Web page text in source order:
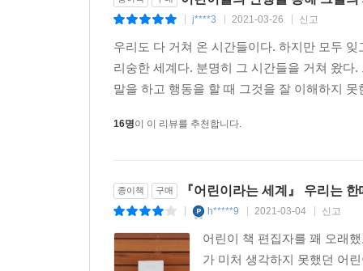
j****3 2021-03-26 신고
우리도 다 거쳐 온 시간들이다. 하지만 모두
리숭한 세계다. 분명히 그 시간들을 거쳐 왔
말을 하고 행동을 할 때 그것을 잘 이해하지
16명이 이 리뷰를 추천합니다.
종이책 구매 『어린이라는 세계』 우리는
h*****9 2021-03-04 신고
어린이 책 편집자를 꽤 오래
가 미처 생각하지 못했던 어